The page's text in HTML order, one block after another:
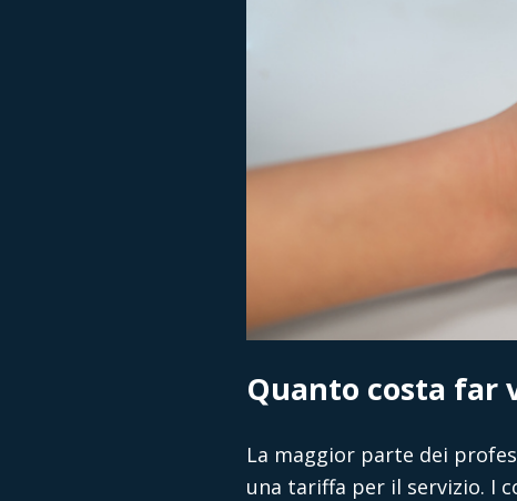
Quanto costa far
La maggior parte dei
una tariffa per il servizio. I